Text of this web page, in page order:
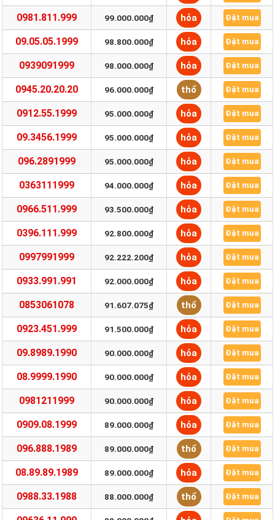
0981.811.999 99.000.000₫ hỏa Đặt mua
09.05.05.1999 98.800.000₫ hỏa Đặt mua
0939091999 98.000.000₫ hỏa Đặt mua
0945.20.20.20 96.000.000₫ thổ Đặt mua
0912.55.1999 95.000.000₫ hỏa Đặt mua
09.3456.1999 95.000.000₫ hỏa Đặt mua
096.2891999 95.000.000₫ hỏa Đặt mua
0363111999 94.000.000₫ hỏa Đặt mua
0966.511.999 93.500.000₫ hỏa Đặt mua
0396.111.999 92.800.000₫ hỏa Đặt mua
0997991999 92.222.200₫ hỏa Đặt mua
0933.991.991 92.000.000₫ hỏa Đặt mua
0853061078 91.607.075₫ thổ Đặt mua
0923.451.999 91.500.000₫ hỏa Đặt mua
09.8989.1990 90.000.000₫ hỏa Đặt mua
08.9999.1990 90.000.000₫ hỏa Đặt mua
0981211999 90.000.000₫ hỏa Đặt mua
0909.08.1999 89.000.000₫ hỏa Đặt mua
096.888.1989 89.000.000₫ thổ Đặt mua
08.89.89.1989 89.000.000₫ hỏa Đặt mua
0988.33.1988 88.000.000₫ thổ Đặt mua